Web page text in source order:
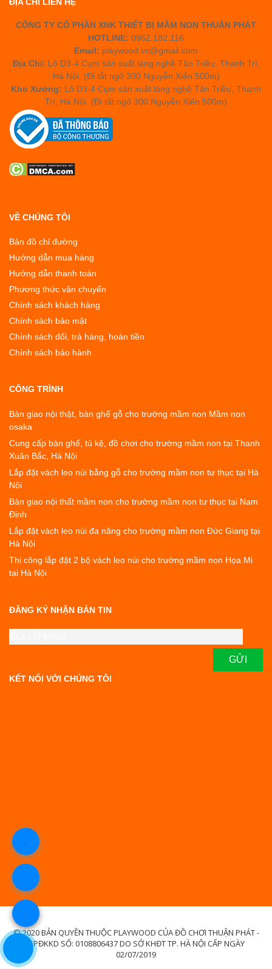
CÔNG TY CỔ PHẦN XNK THIẾT BỊ MẦM NON THUẬN PHÁT
HOTLINE: 0962.182.116
Email: playwood.vn@gmail.com
Địa Chỉ: Lô D3-4 Cụm sản xuất làng nghề Tân Triều, Thanh Trì,
Hà Nội. (Đi tắt ngõ 300 Nguyễn Xiển 500m)
Kho Xưởng: Lô D3-4 Cụm sản xuất làng nghề Tân Triều, Thanh
Trì, Hà Nội. (Đi tắt ngõ 300 Nguyễn Xiển 500m)
VỀ CHÚNG TÔI
Bản đồ chỉ đường
Hướng dẫn mua hàng
Hướng dẫn thanh toán
Phương thức vận chuyển
Chính sách khách hàng
Chính sách bảo mật
Chính sách đổi, trả hàng, hoàn tiền
Chính sách bảo hành
CÔNG TRÌNH
Bàn giao nội thật, bàn ghế gỗ cho trường mầm non Mầm non
osaka
Cung cấp bàn ghế, tủ kệ, đồ chơi cho trường mầm non tại Thanh
Xuân Bắc, Hà Nội
Lắp đặt vách leo núi bằng gỗ cho trường mầm non tư thục tại Hà
Nội
Bàn giao nội thất mầm non cho trường mầm non tư thục tại Nam
Định
Lắp đặt vách leo núi đa năng cho trường mầm non Đức Giang tại
Hà Nội
Thi công lắp đặt 2 bộ vách leo núi cho trường mầm non Họa Mi
tại Hà Nội
ĐĂNG KÝ NHẬN BẢN TIN
KẾT NỐI VỚI CHÚNG TÔI
© 2020 BẢN QUYỀN THUỘC PLAYWOOD CỦA ĐỒ CHƠI THUẬN PHÁT -
GPĐKKD SỐ: 0108806437 DO SỞ KHĐT TP. HÀ NỘI CẤP NGÀY
02/07/2019
.
.
.